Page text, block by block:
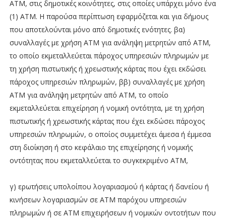
ΑΤΜ, στις δημοτικές κοινότητες, στις οποίες υπάρχει μόνο ένα
(1) ΑΤΜ. Η παρούσα περίπτωση εφαρμόζεται και για δήμους
που αποτελούνται μόνο από δημοτικές ενότητες. βα)
συναλλαγές με χρήση ΑΤΜ για ανάληψη μετρητών από ΑΤΜ,
το οποίο εκμεταλλεύεται πάροχος υπηρεσιών πληρωμών με
τη χρήση πιστωτικής ή χρεωστικής κάρτας που έχει εκδώσει
πάροχος υπηρεσιών πληρωμών, ββ) συναλλαγές με χρήση
ΑΤΜ για ανάληψη μετρητών από ΑΤΜ, το οποίο
εκμεταλλεύεται επιχείρηση ή νομική οντότητα, με τη χρήση
πιστωτικής ή χρεωστικής κάρτας που έχει εκδώσει πάροχος
υπηρεσιών πληρωμών, ο οποίος συμμετέχει άμεσα ή έμμεσα
στη διοίκηση ή στο κεφάλαιο της επιχείρησης ή νομικής
οντότητας που εκμεταλλεύεται το συγκεκριμένο ΑΤΜ,
γ) ερωτήσεις υπολοίπου λογαριασμού ή κάρτας ή δανείου ή
κινήσεων λογαριασμών σε ATM παρόχου υπηρεσιών
πληρωμών ή σε ATM επιχειρήσεων ή νομικών οντοτήτων που